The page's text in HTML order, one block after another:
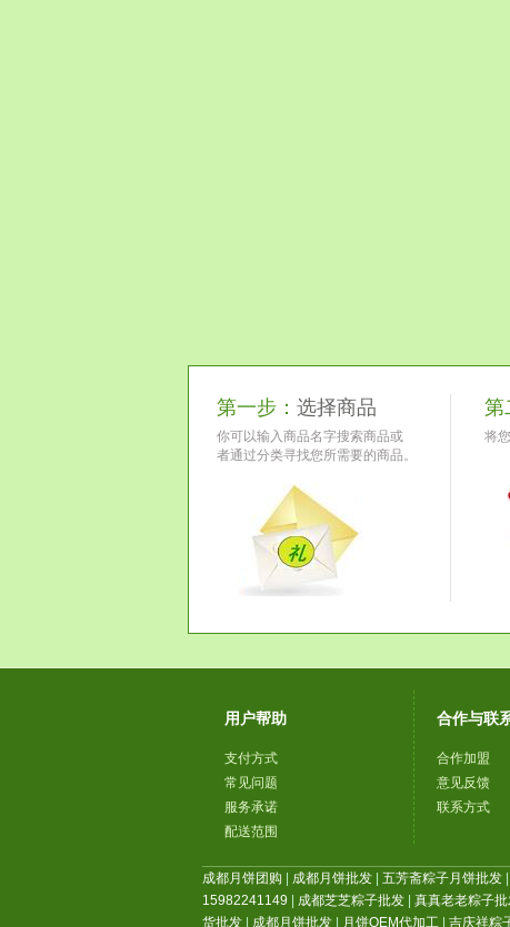
第一步： 选择商品
你可以输入商品名字搜索商品或
者通过分类寻找您所需要的商品。
第
将
用户帮助
支付方式
常见问题
服务承诺
配送范围
合作与联
合作加盟
意见反馈
联系方式
成都月饼团购 成都月饼批发 五芳斋粽子月饼批发
15982241149
成都芝芝粽子批发 真真老老粽子
货批发
成都月饼批发 月饼OEM代加工 吉庆祥粽